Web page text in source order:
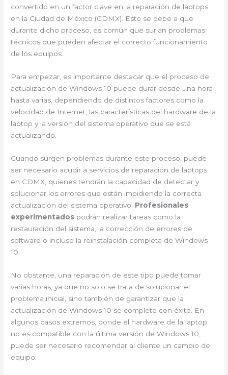
convertido en un factor clave en la reparación de laptops
en la Ciudad de México (CDMX). Esto se debe a que
durante dicho proceso, es común que surjan problemas
técnicos que pueden afectar el correcto funcionamiento
de los equipos.
Para empezar, es importante destacar que el proceso de
actualización de Windows 10 puede durar desde una hora
hasta varias, dependiendo de distintos factores como la
velocidad de Internet, las características del hardware de la
laptop y la versión del sistema operativo que se está
actualizando.
Cuando surgen problemas durante este proceso, puede
ser necesario acudir a servicios de reparación de laptops
en CDMX, quienes tendrán la capacidad de detectar y
solucionar los errores que están impidiendo la correcta
actualización del sistema operativo. Profesionales
experimentados podrán realizar tareas como la
restauración del sistema, la corrección de errores de
software o incluso la reinstalación completa de Windows
10.
No obstante, una reparación de este tipo puede tomar
varias horas, ya que no solo se trata de solucionar el
problema inicial, sino también de garantizar que la
actualización de Windows 10 se complete con éxito. En
algunos casos extremos, donde el hardware de la laptop
no es compatible con la última versión de Windows 10,
puede ser necesario recomendar al cliente un cambio de
equipo.